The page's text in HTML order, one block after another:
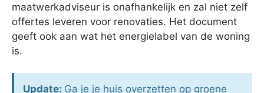
maatwerkadviseur is onafhankelijk en zal niet zelf
offertes leveren voor renovaties. Het document
geeft ook aan wat het energielabel van de woning
is.
Update: Ga je je huis overzetten op groene